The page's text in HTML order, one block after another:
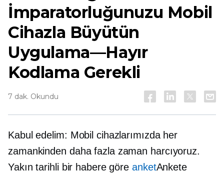
İmparatorluğunuzu Mobil
Cihazla Büyütün
Uygulama—Hayır
Kodlama Gerekli
7 dak. Okundu
Kabul edelim: Mobil cihazlarımızda her
zamankinden daha fazla zaman harcıyoruz.
Yakın tarihli bir habere göre anketAnkete